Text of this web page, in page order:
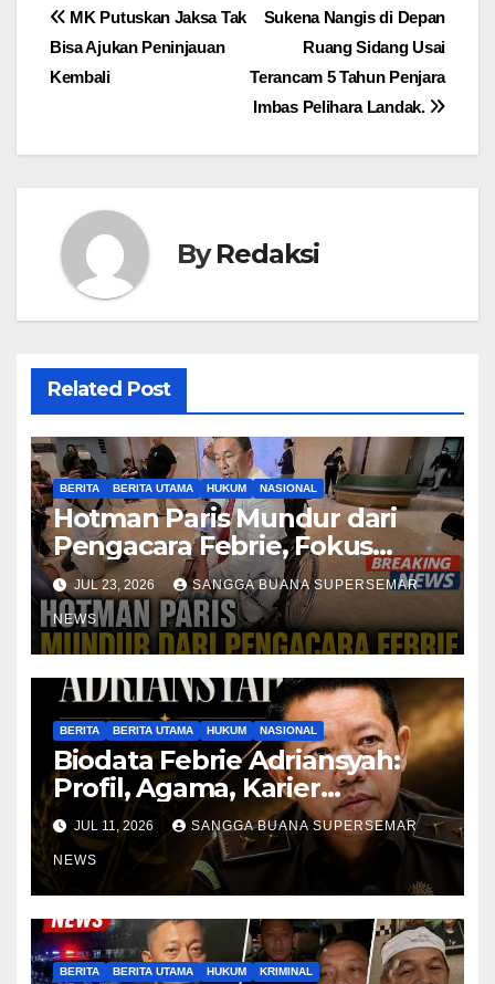
Navigasi
pos
Sukena Nangis di Depan
Ruang Sidang Usai
Terancam 5 Tahun Penjara
Imbas Pelihara Landak.
MK Putuskan Jaksa Tak
Bisa Ajukan Peninjauan
Kembali
ByRedaksi
Related Post
BERITA BERITA UTAMA HUKUM NASIONAL
Hotman Paris Mundur dari
Pengacara Febrie, Fokus
Berobat
JUL 23, 2026 SANGGA BUANA SUPERSEMAR
NEWS
BERITA BERITA UTAMA HUKUM NASIONAL
Biodata Febrie Adriansyah:
Profil, Agama, Karier
Jampidsus RI
JUL 11, 2026 SANGGA BUANA SUPERSEMAR
NEWS
BERITA BERITA UTAMA HUKUM KRIMINAL